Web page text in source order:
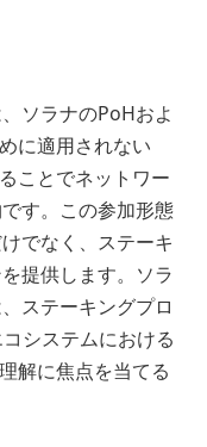
ソラナのPoHおよ
に適用されない
ことでネットワー
す。この参加形態
でなく、ステーキ
提供します。ソラ
ステーキングプロ
システムにおける
解に焦点を当てる